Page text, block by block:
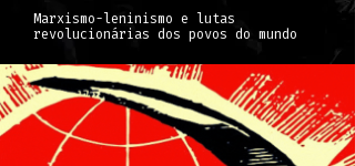
Marxismo-leninismo e lutas
revolucionárias dos povos do mundo